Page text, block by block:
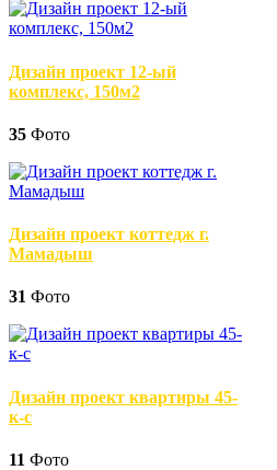
Дизайн проект 12-ый
комплекс, 150м2
35 Фото
Дизайн проект коттедж г.
Мамадыш
31 Фото
Дизайн проект квартиры 45-
к-с
11 Фото